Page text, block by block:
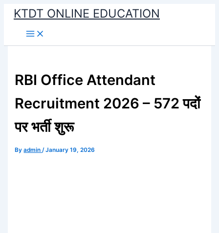
Skip
content
KTDT ONLINE EDUCATION
RBI Office Attendant
Recruitment 2026 – 572 पदों
पर भर्ती शुरू
Byadmin/January 19, 2026